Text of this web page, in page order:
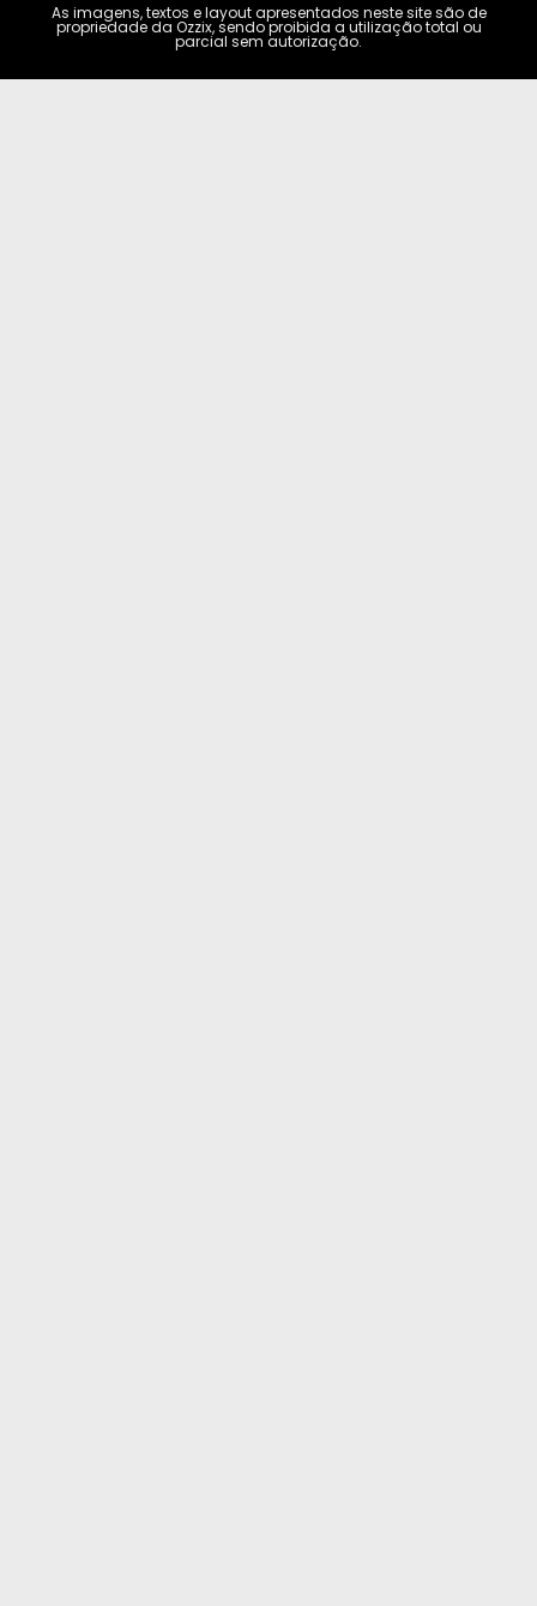
As imagens, textos e layout apresentados neste site são de
propriedade da Ozzix, sendo proibida a utilização total ou
parcial sem autorização.